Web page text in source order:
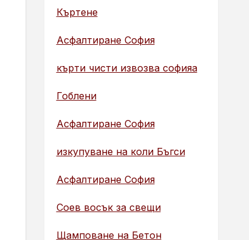
Къртене
Асфалтиране София
кърти чисти извозва софияа
Гоблени
Асфалтиране София
изкупуване на коли Бъгси
Асфалтиране София
Соев восък за свещи
Щамповане на Бетон